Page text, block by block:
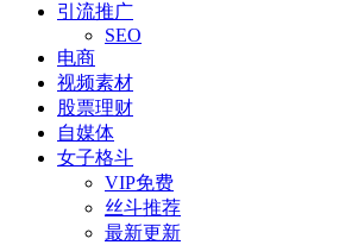
引流推广
SEO
电商
视频素材
股票理财
自媒体
女子格斗
VIP免费
丝斗推荐
最新更新